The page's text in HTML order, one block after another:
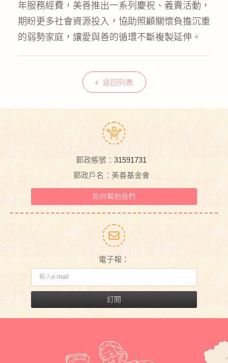
年服務經費，美善推出一系列慶祝、義賣活動，
期盼更多社會資源投入，協助照顧關懷負擔沉重
的弱勢家庭，讓愛與善的循環不斷複製延伸。
返回列表
郵政帳號：31591731
郵政戶名：美善基金會
如何幫助我們
電子報：
訂閱